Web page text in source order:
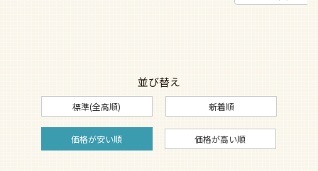
並び替え
標準(全高順) 新着順
価格が安い順 価格が高い順